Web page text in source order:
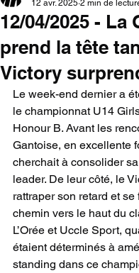
12/04/2025 - La
prend la tête
Victory
12 avr. 2025 2 min de
Le week-end dernier a
le championnat U14
Honour B. Avant les
Gantoise, en excellente
cherchait à consolider
leader. De leur côté, le
rattraper son retard et se
chemin vers le haut du
L’Orée et Uccle Sport,
étaient déterminés à
standing dans ce